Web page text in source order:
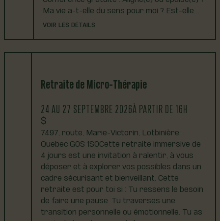
Ma vie a-t-elle du sens pour moi ? Est-elle…
VOIR LES DÉTAILS
Retraite de Micro-Thérapie
24 AU 27 SEPTEMBRE 2026À PARTIR DE 16H
7497, route, Marie-Victorin, Lotbinière,
Quebec G0S 1S0Cette retraite immersive de
4 jours est une invitation à ralentir, à vous
déposer et à explorer vos possibles dans un
cadre sécurisant et bienveillant. Cette
retraite est pour toi si : Tu ressens le besoin
de faire une pause. Tu traverses une
transition personnelle ou émotionnelle. Tu as